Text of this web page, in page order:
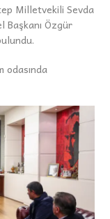
Milletvekili Sevda
Başkanı Özgür
odasında